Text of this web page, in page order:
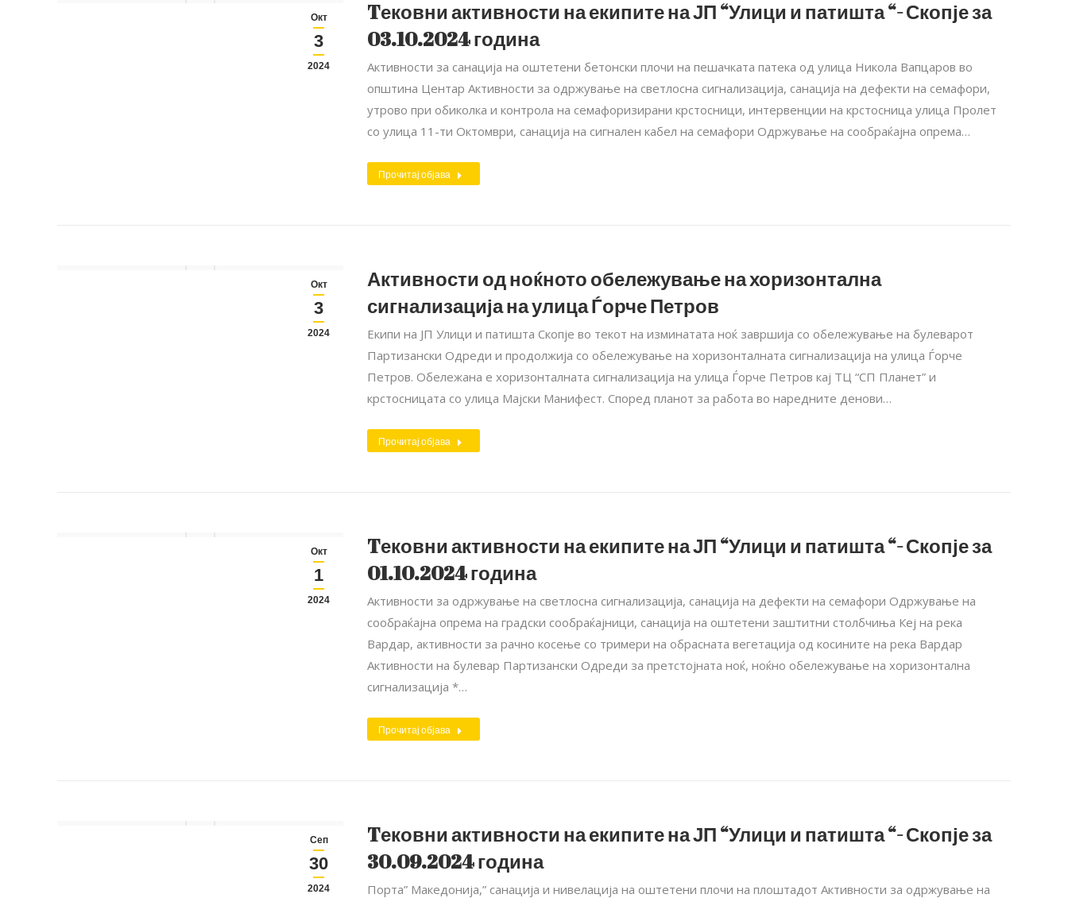
Окт
3
2024
Tековни активности на екипите на ЈП “Улици и патишта “- Скопје за
03.10.2024 година
Активности за санација на оштетени бетонски плочи на пешачката патека од улица Никола Вапцаров во
општина Центар Активности за одржување на светлосна сигнализација, санација на дефекти на семафори,
утрово при обиколка и контрола на семафоризирани крстосници, интервенции на крстосница улица Пролет
со улица 11-ти Октомври, санација на сигнален кабел на семафори Одржување на сообраќајна опрема…
Прочитај објава
Окт
3
2024
Активности од ноќното обележување на хоризонтална
сигнализација на улица Ѓорче Петров
Екипи на ЈП Улици и патишта Скопје во текот на изминатата ноќ завршија со обележување на булеварот
Партизански Одреди и продолжија со обележување на хоризонталната сигнализација на улица Ѓорче
Петров. Обележана е хоризонталната сигнализација на улица Ѓорче Петров кај ТЦ “СП Планет” и
крстосницата со улица Мајски Манифест. Според планот за работа во наредните денови…
Прочитај објава
Окт
1
2024
Tековни активности на екипите на ЈП “Улици и патишта “- Скопје за
01.10.2024 година
Активности за одржување на светлосна сигнализација, санација на дефекти на семафори Одржување на
сообраќајна опрема на градски сообраќајници, санација на оштетени заштитни столбчиња Кеј на река
Вардар, активности за рачно косење со тримери на обрасната вегетација од косините на река Вардар
Активности на булевар Партизански Одреди за претстојната ноќ, ноќно обележување на хоризонтална
сигнализација *…
Прочитај објава
Сеп
30
2024
Tековни активности на екипите на ЈП “Улици и патишта “- Скопје за
30.09.2024 година
Порта” Македонија,” санација и нивелација на оштетени плочи на плоштадот Активности за одржување на